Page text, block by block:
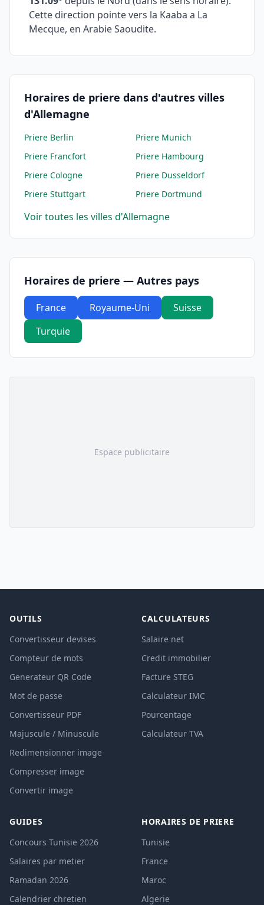
Cette direction pointe vers la Kaaba a La
Mecque, en Arabie Saoudite.
Horaires de priere dans d'autres villes
d'Allemagne
Priere Berlin Priere Munich
Priere Francfort Priere Hambourg
Priere Cologne Priere Dusseldorf
Priere Stuttgart Priere Dortmund
Voir toutes les villes d'Allemagne
Horaires de priere — Autres pays
France Royaume-Uni
Suisse
Turquie
Espace publicitaire
OUTILS
Convertisseur devises
Compteur de mots
Generateur QR Code
Mot de passe
Convertisseur PDF
Majuscule / Minuscule
Redimensionner image
Compresser image
Convertir image
CALCULATEURS
Salaire net
Credit immobilier
Facture STEG
Calculateur IMC
Pourcentage
Calculateur TVA
GUIDES
Concours Tunisie 2026
Salaires par metier
Ramadan 2026
Calendrier chretien
HORAIRES DE PRIERE
Tunisie
France
Maroc
Algerie